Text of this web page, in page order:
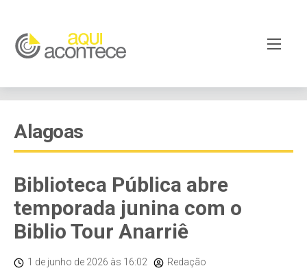
Alagoas
Biblioteca Pública abre
temporada junina com o
Biblio Tour Anarriê
1 de junho de 2026 às 16:02 Redação